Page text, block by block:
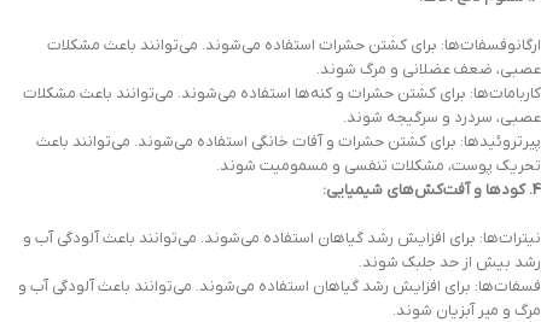
ارگانوفسفات‌ها: برای کشتن حشرات استفاده می‌شوند. می‌توانند باعث مشکلات
عصبی، ضعف عضلانی و مرگ شوند.
کاربامات‌ها: برای کشتن حشرات و کنه‌ها استفاده می‌شوند. می‌توانند باعث مشکلات
عصبی، سردرد و سرگیجه شوند.
پیرتروئیدها: برای کشتن حشرات و آفات خانگی استفاده می‌شوند. می‌توانند باعث
تحریک پوست، مشکلات تنفسی و مسمومیت شوند.
4. کودها و آفت‌کش‌های شیمیایی:
نیترات‌ها: برای افزایش رشد گیاهان استفاده می‌شوند. می‌توانند باعث آلودگی آب و
رشد بیش از حد جلبک شوند.
فسفات‌ها: برای افزایش رشد گیاهان استفاده می‌شوند. می‌توانند باعث آلودگی آب و
مرگ و میر آبزیان شوند.